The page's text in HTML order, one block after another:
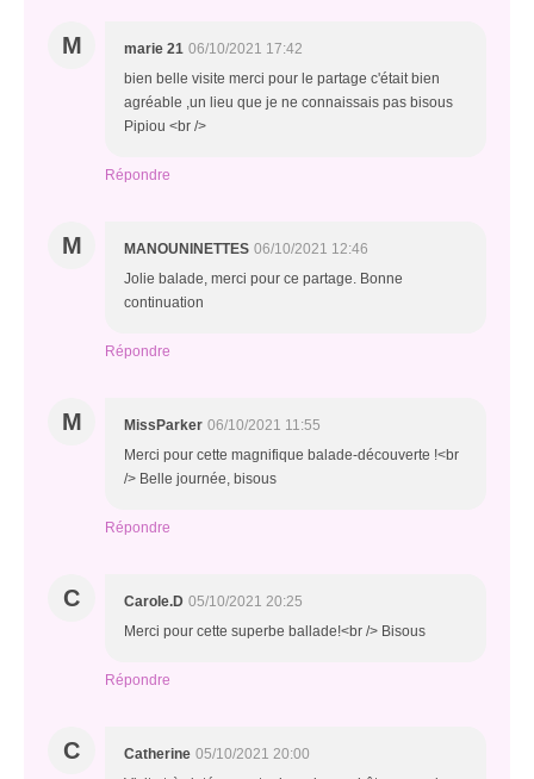
M marie 21 06/10/2021 17:42
bien belle visite merci pour le partage c'était bien
agréable ,un lieu que je ne connaissais pas bisous
Pipiou <br />
Répondre
M MANOUNINETTES 06/10/2021 12:46
Jolie balade, merci pour ce partage. Bonne
continuation
Répondre
M MissParker 06/10/2021 11:55
Merci pour cette magnifique balade-découverte !<br
/> Belle journée, bisous
Répondre
C Carole.D 05/10/2021 20:25
Merci pour cette superbe ballade!<br /> Bisous
Répondre
C Catherine 05/10/2021 20:00